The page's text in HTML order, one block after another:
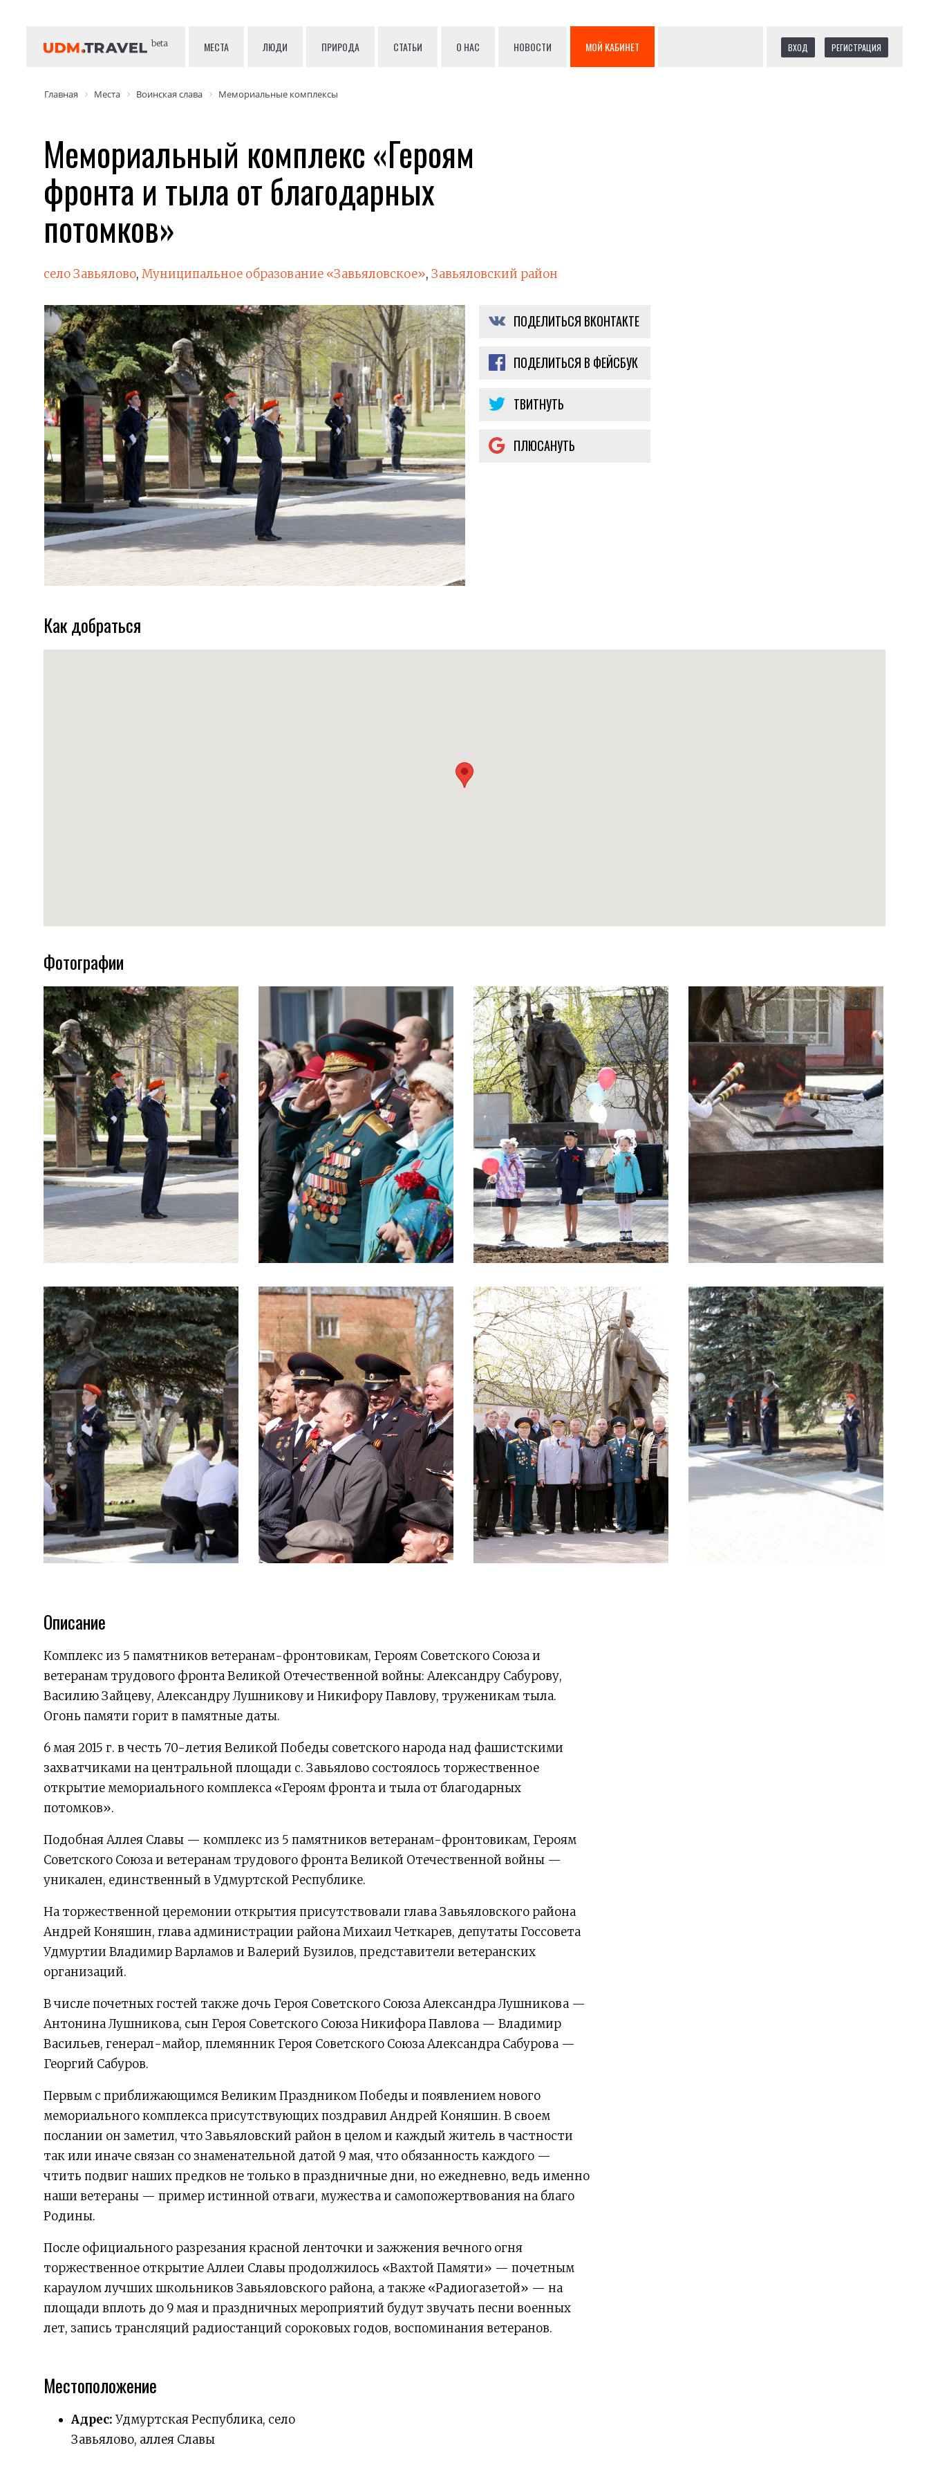
beta МЕСТА ЛЮДИ ПРИРОДА СТАТЬИ О НАС НОВОСТИ МОЙ КАБИНЕТ ВХОД РЕГИСТРАЦИЯ
Главная Места Воинская слава Мемориальные комплексы
Мемориальный комплекс «Героям
фронта и тыла от благодарных
потомков»
село Завьялово, Муниципальное образование «Завьяловское», Завьяловский район
ПОДЕЛИТЬСЯ ВКОНТАКТЕ
ПОДЕЛИТЬСЯ В ФЕЙСБУК
ТВИТНУТЬ
ПЛЮСАНУТЬ
Как добраться
Фотографии
Описание
Комплекс из 5 памятников ветеранам-фронтовикам, Героям Советского Союза и
ветеранам трудового фронта Великой Отечественной войны: Александру Сабурову,
Василию Зайцеву, Александру Лушникову и Никифору Павлову, труженикам тыла.
Огонь памяти горит в памятные даты.
6 мая 2015 г. в честь 70-летия Великой Победы советского народа над фашистскими
захватчиками на центральной площади с. Завьялово состоялось торжественное
открытие мемориального комплекса «Героям фронта и тыла от благодарных
потомков».
Подобная Аллея Славы — комплекс из 5 памятников ветеранам-фронтовикам, Героям
Советского Союза и ветеранам трудового фронта Великой Отечественной войны —
уникален, единственный в Удмуртской Республике.
На торжественной церемонии открытия присутствовали глава Завьяловского района
Андрей Коняшин, глава администрации района Михаил Четкарев, депутаты Госсовета
Удмуртии Владимир Варламов и Валерий Бузилов, представители ветеранских
организаций.
В числе почетных гостей также дочь Героя Советского Союза Александра Лушникова —
Антонина Лушникова, сын Героя Советского Союза Никифора Павлова — Владимир
Васильев, генерал-майор, племянник Героя Советского Союза Александра Сабурова —
Георгий Сабуров.
Первым с приближающимся Великим Праздником Победы и появлением нового
мемориального комплекса присутствующих поздравил Андрей Коняшин. В своем
послании он заметил, что Завьяловский район в целом и каждый житель в частности
так или иначе связан со знаменательной датой 9 мая, что обязанность каждого —
чтить подвиг наших предков не только в праздничные дни, но ежедневно, ведь именно
наши ветераны — пример истинной отваги, мужества и самопожертвования на благо
Родины.
После официального разрезания красной ленточки и зажжения вечного огня
торжественное открытие Аллеи Славы продолжилось «Вахтой Памяти» — почетным
караулом лучших школьников Завьяловского района, а также «Радиогазетой» — на
площади вплоть до 9 мая и праздничных мероприятий будут звучать песни военных
лет, запись трансляций радиостанций сороковых годов, воспоминания ветеранов.
Местоположение
Адрес: Удмуртская Республика, село
Завьялово, аллея Славы